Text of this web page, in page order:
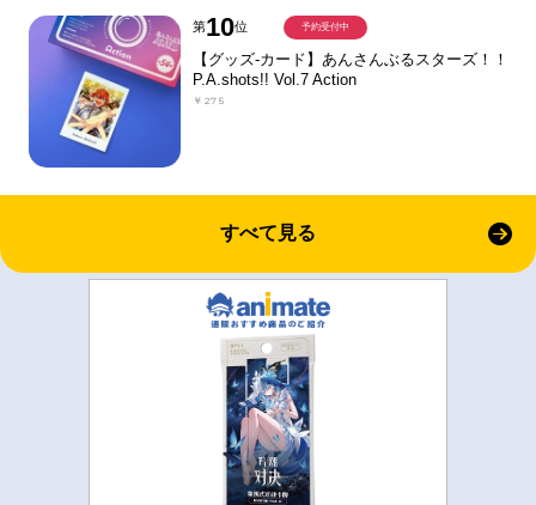
第10位
【グッズ-カード】あんさんぶるスターズ！！
P.A.shots!! Vol.7 Action
￥275
予約受付中
すべて見る